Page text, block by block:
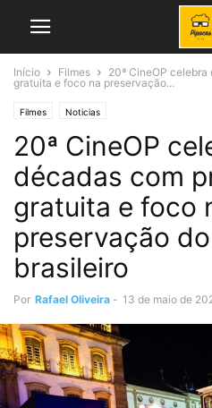
Início Filmes
20ª CineOP
gratuita e foco na preservação...
Filmes Noticias
20ª CineOP
décadas com
gratuita e foco
preservação
brasileiro
Por Rafael Oliveira - 13 de maio de